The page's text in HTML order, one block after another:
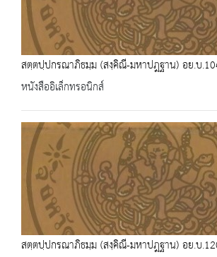
สตฺตปฺปกรณาภิธมฺม (สงฺคิณี-มหาปฎฐาน) อย.บ
หนังสืออิเล็กทรอนิกส์
สตฺตปฺปกรณาภิธมฺม (สงฺคิณี-มหาปฎฐาน) อย.บ